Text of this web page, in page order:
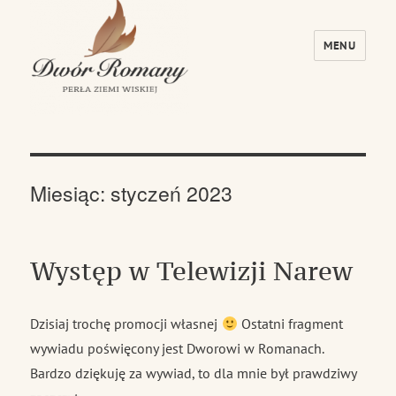
MENU
Miesiąc: styczeń 2023
Występ w Telewizji Narew
Dzisiaj trochę promocji własnej
Ostatni fragment
wywiadu poświęcony jest Dworowi w Romanach.
Bardzo dziękuję za wywiad, to dla mnie był prawdziwy